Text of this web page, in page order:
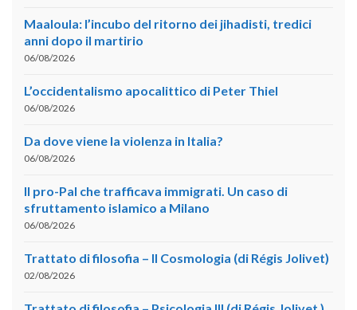
Maaloula: l’incubo del ritorno dei jihadisti, tredici
anni dopo il martirio
06/08/2026
L’occidentalismo apocalittico di Peter Thiel
06/08/2026
Da dove viene la violenza in Italia?
06/08/2026
Il pro-Pal che trafficava immigrati. Un caso di
sfruttamento islamico a Milano
06/08/2026
Trattato di filosofia – II Cosmologia (di Régis Jolivet)
02/08/2026